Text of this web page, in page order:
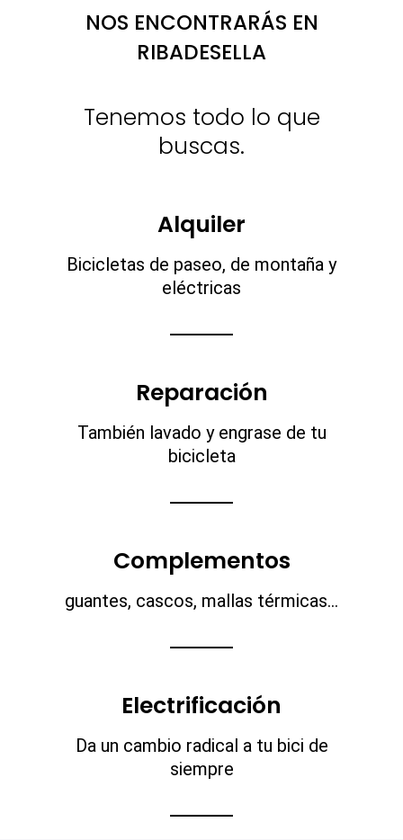
NOS ENCONTRARÁS EN
RIBADESELLA
Tenemos todo lo que
buscas.
Alquiler
Bicicletas de paseo, de montaña y
eléctricas
Reparación
También lavado y engrase de tu
bicicleta
Complementos
guantes, cascos, mallas térmicas…
Electrificación
Da un cambio radical a tu bici de
siempre